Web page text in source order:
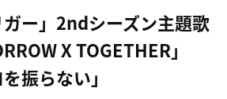
ガー」2ndシーズン主題歌
X TOGETHER」
振らない」